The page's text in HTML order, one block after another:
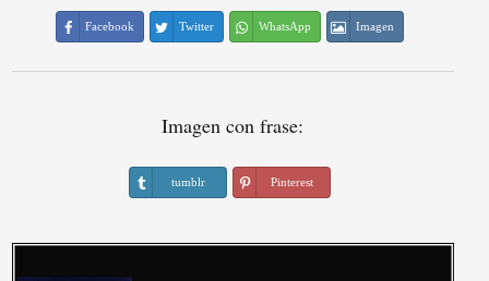
Facebook Twitter WhatsApp Imagen
Imagen con frase:
tumblr Pinterest